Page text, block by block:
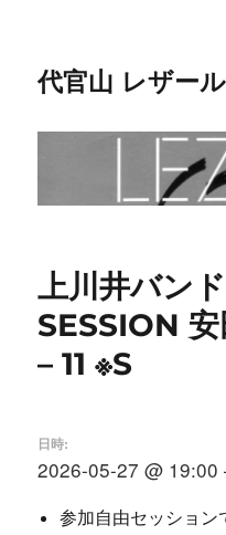
代官山 レザール
上川井バン
SESSION
– 11 ※S
日時:
2026-05-27 @
参加自由セッション